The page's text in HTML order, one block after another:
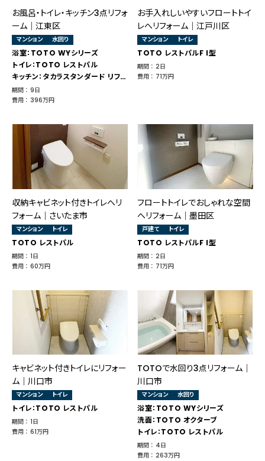
お風呂・トイレ・キッチン3点リフォ
ーム｜江東区
マンション 水回り
浴室：TOTO WYシリーズ
トイレ：TOTO レストパル
キッチン：タカラスタンダード リフィット
期間 ： 9日
費用 ： 396万円
お手入れしいやすいフロートトイ
レへリフォーム｜江戸川区
マンション トイレ
TOTO レストパルF I型
期間 ： 2日
費用 ： 71万円
収納キャビネット付きトイレへリ
フォーム｜さいたま市
マンション トイレ
TOTO レストパル
期間 ： 1日
費用 ： 60万円
フロートトイレでおしゃれな空間
へリフォーム｜墨田区
戸建て トイレ
TOTO レストパルF I型
期間 ： 2日
費用 ： 71万円
キャビネット付きトイレにリフォー
ム｜川口市
マンション トイレ
トイレ：TOTO レストパル
期間 ： 1日
費用 ： 61万円
TOTOで水回り3点リフォーム｜
川口市
マンション 水回り
浴室：TOTO WYシリーズ
洗面：TOTO オクターブ
トイレ：TOTO レストパル
期間 ： 4日
費用 ： 263万円